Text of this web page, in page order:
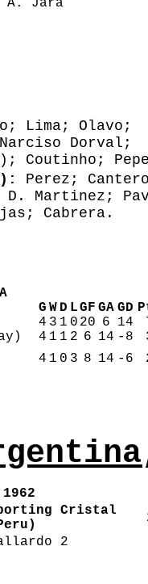
A. Jara
Lima; Olavo;
Dorval;
Coutinho;
Perez;
D. Martinez;
Cabrera.
G W D LGF GA GD
4 3 1 0 20 6 14
4 1 1 2 6 14 -8
4 1 0 3 8 14 -6
Cristal
2